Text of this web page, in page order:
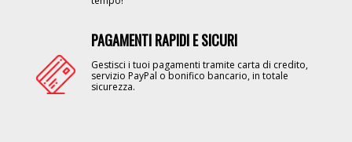
PAGAMENTI RAPIDI E SICURI
Gestisci i tuoi pagamenti tramite carta di credito,
servizio PayPal o bonifico bancario, in totale
sicurezza.